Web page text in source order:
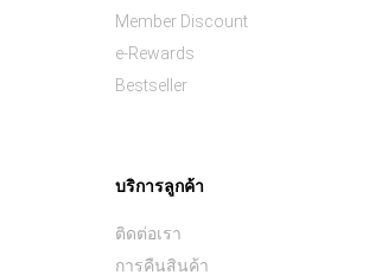
Member Discount
e-Rewards
Bestseller
บริการลูกค้า
ติดต่อเรา
การคืนสินค้า